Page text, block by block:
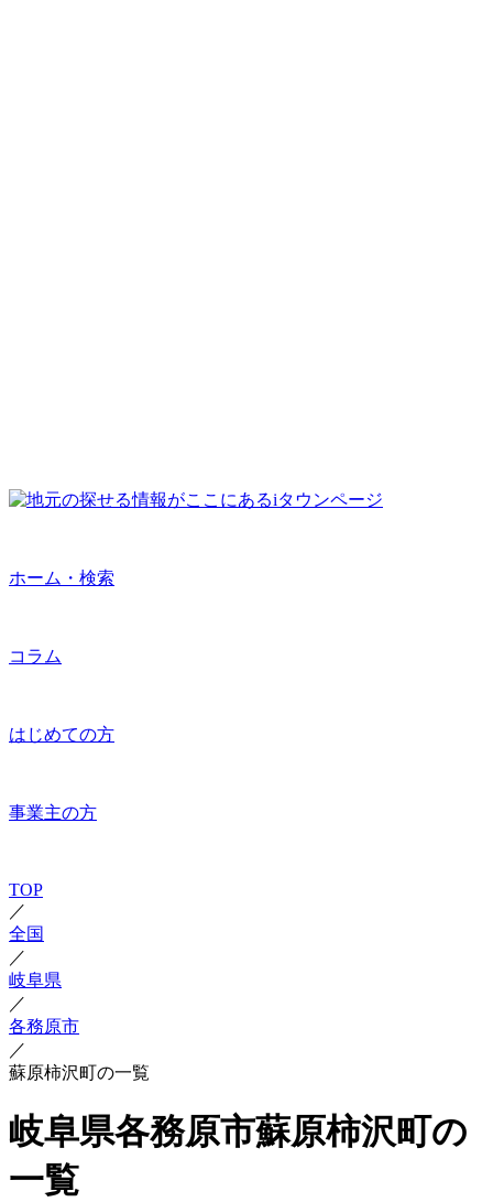
ホーム・検索
コラム
はじめての方
事業主の方
TOP
／
全国
／
岐阜県
／
各務原市
／
蘇原柿沢町の一覧
岐阜県各務原市蘇原柿沢町の
一覧